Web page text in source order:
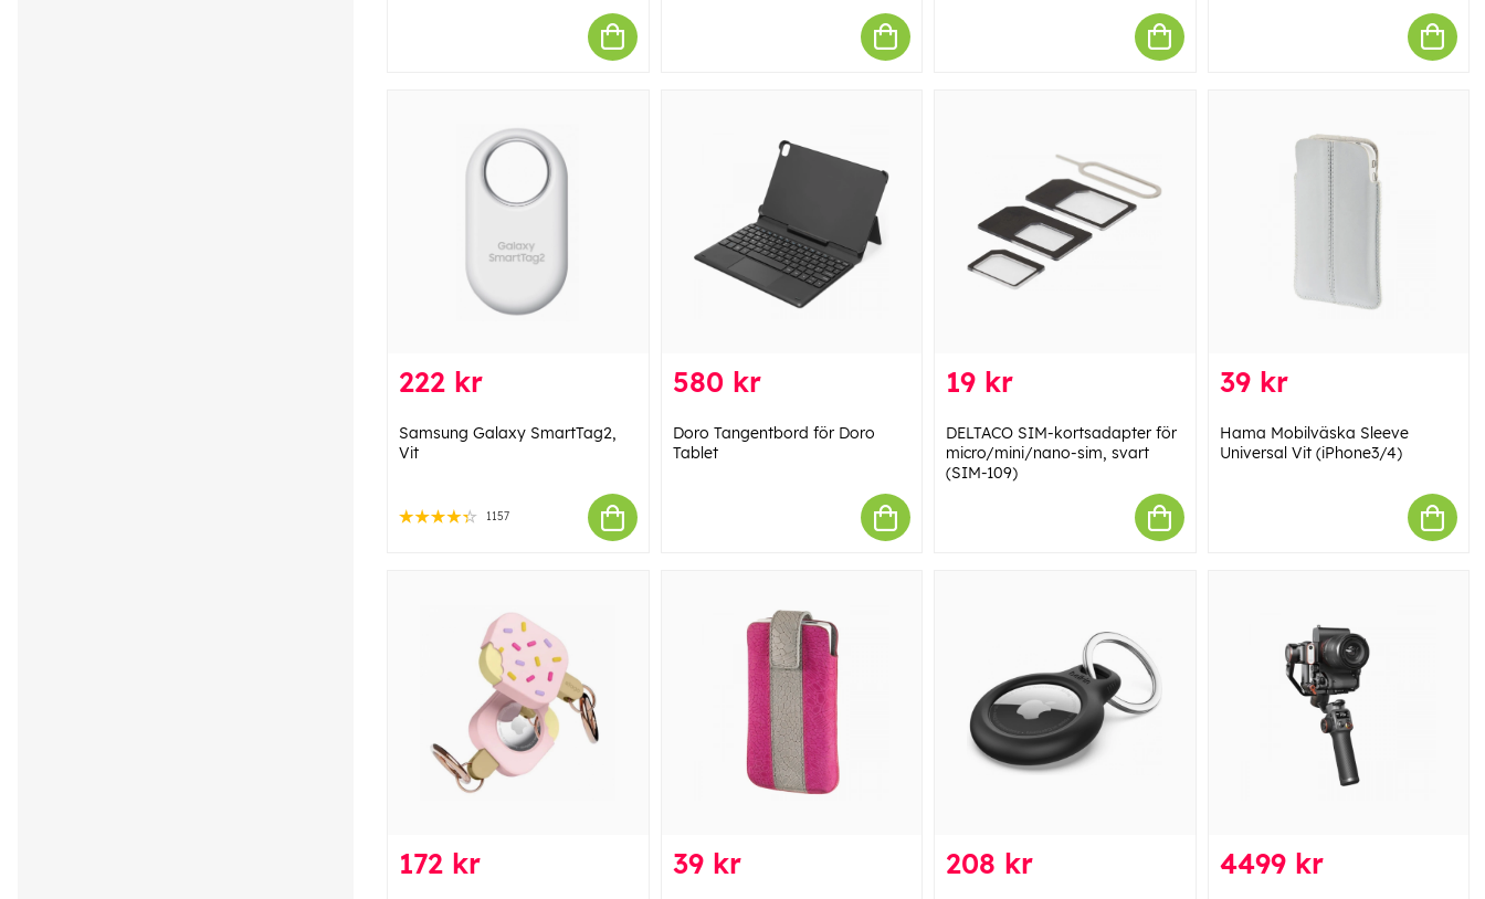
222 kr
Samsung Galaxy SmartTag2,
Vit
1157
580 kr
Doro Tangentbord för Doro
Tablet
19 kr
DELTACO SIM-kortsadapter för
micro/mini/nano-sim, svart
(SIM-109)
39 kr
Hama Mobilväska Sleeve
Universal Vit (iPhone3/4)
172 kr 39 kr 208 kr 4499 kr